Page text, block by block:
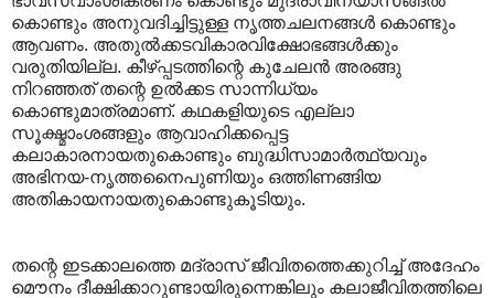
കൊണ്ടും അനുവദിച്ചിട്ടുള്ള നൃത്തചലനങ്ങള്‍ കൊണ്ടും
ആവണം. അതുല്‍ക്കടവികാരവിക്ഷോഭങ്ങള്‍ക്കും
വരുതിയില്ല. കീഴ്പ്പടത്തിന്റെ കുചേലന്‍ അരങ്ങു
നിറഞ്ഞത് തന്റെ ഉല്‍ക്കട സാന്നിധ്യം
കൊണ്ടുമാത്രമാണ്. കഥകളിയുടെ എല്ലാ
സൂക്ഷ്മാംശങ്ങളും ആവാഹിക്കപ്പെട്ട
കലാകാരനായതുകൊണ്ടും ബുദ്ധിസാമാര്‍ത്ഥ്യവും
അഭിനയ-നൃത്തനൈപുണിയും ഒത്തിണങ്ങിയ
അതികായനായതുകൊണ്ടുകൂടിയും.
തന്റെ ഇടക്കാലത്തെ മദ്രാസ് ജീവിതത്തെക്കുറിച്ച് അദേഹം
മൌനം ദീക്ഷിക്കാറുണ്ടായിരുന്നെങ്കിലും കലാജീവിതത്തിലെ